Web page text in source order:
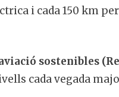
i cada 150 km
sostenibles
cada vegada